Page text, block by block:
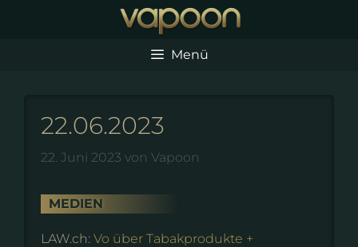
Menü
22.06.2023
22. Juni 2023 von Vapoon
MEDIEN
LAW.ch: Vo über Tabakprodukte +